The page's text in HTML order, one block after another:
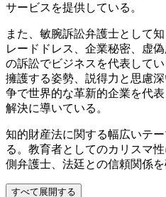
サービスを提供している。
また、敏腕訴訟弁護士として
レードドレス、企業秘密、虚
の訴訟でビジネスを代表して
擁護する姿勢、説得力と思慮
争で世界的な革新的企業を代
解決に導いている。
知的財産法に関する幅広いテ
る。教育者としてのカリスマ
側弁護士、法廷との信頼関係を
すべて展開する